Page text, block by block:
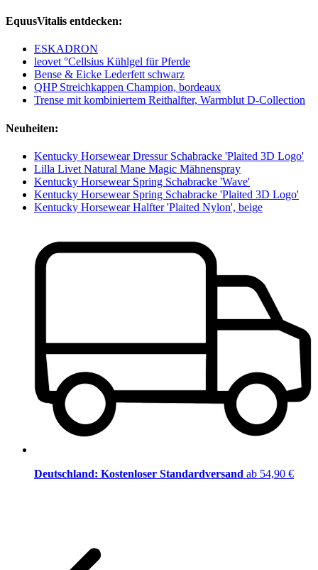
EquusVitalis entdecken:
ESKADRON
leovet °Cellsius Kühlgel für Pferde
Bense & Eicke Lederfett schwarz
QHP Streichkappen Champion, bordeaux
Trense mit kombiniertem Reithalfter, Warmblut D-Collection
Neuheiten:
Kentucky Horsewear Dressur Schabracke 'Plaited 3D Logo'
Lilla Livet Natural Mane Magic Mähnenspray
Kentucky Horsewear Spring Schabracke 'Wave'
Kentucky Horsewear Spring Schabracke 'Plaited 3D Logo'
Kentucky Horsewear Halfter 'Plaited Nylon', beige
Deutschland: Kostenloser Standardversand ab 54,90 €